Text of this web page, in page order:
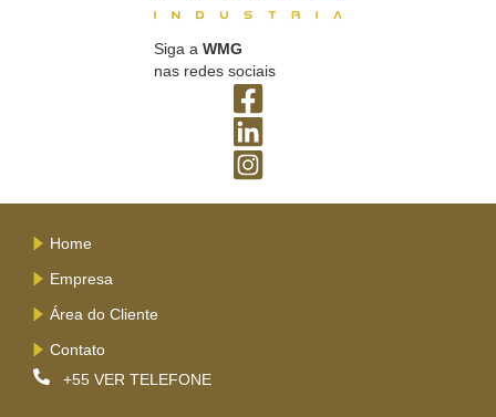
Siga a WMG
nas redes sociais
Home
Empresa
Área do Cliente
Contato
+55 VER TELEFONE